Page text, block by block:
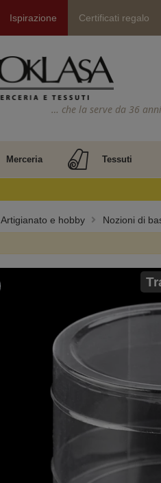
Ispirazione Certificati regalo
… che la serve da 36 anni
Merceria Tessuti
Artigianato e hobby Nozioni di